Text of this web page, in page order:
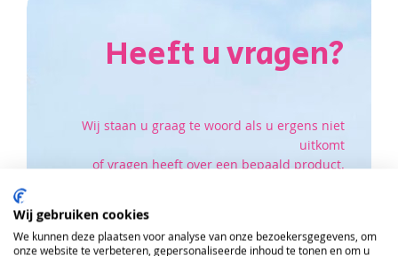
Heeft u vragen?
Wij staan u graag te woord als u ergens niet
uitkomt
of vragen heeft over een bepaald product.
Klik hier om naar onze klantenservice pagina te
ONTVANG DE NIEUWSBRIEF EN KRIJG
Wij gebruiken cookies
We kunnen deze plaatsen voor analyse van onze bezoekersgegevens, om
onze website te verbeteren, gepersonaliseerde inhoud te tonen en om u